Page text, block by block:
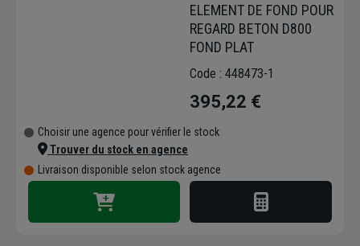
ELEMENT DE FOND POUR
REGARD BETON D800
FOND PLAT
Code : 448473-1
395,22 €
Choisir une agence pour vérifier le stock
Trouver du stock en agence
Livraison disponible selon stock agence